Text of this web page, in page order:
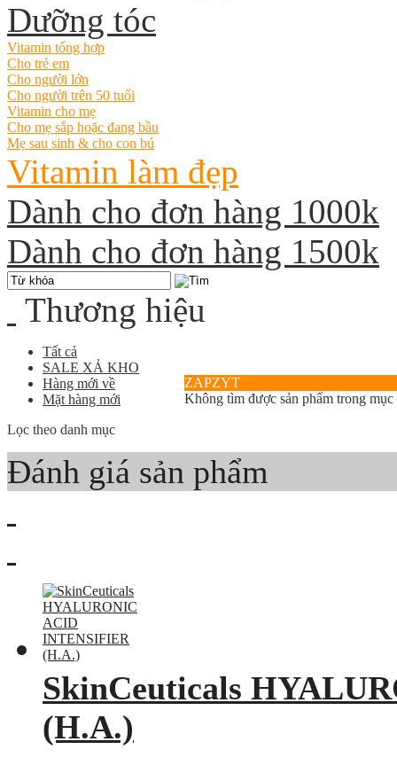
Dưỡng tóc
Vitamin tổng hợp
Cho trẻ em
Cho người lớn
Cho người trên 50 tuổi
Vitamin cho mẹ
Cho mẹ sắp hoặc đang bầu
Mẹ sau sinh & cho con bú
Vitamin làm đẹp
Dành cho đơn hàng 1000k
Dành cho đơn hàng 1500k
Thương hiệu
Tất cả
SALE XẢ KHO
Hàng mới về
Mặt hàng mới
Lọc theo danh mục
ZAPZYT
Không tìm được sản phẩm trong mục
Đánh giá sản phẩm
SkinCeuticals
(H.A.)